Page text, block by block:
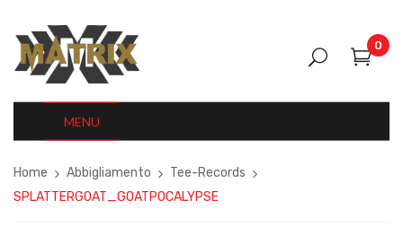
0
MENU
Home Abbigliamento
Tee-Records
SPLATTERGOAT_GOATPOCALYPSE